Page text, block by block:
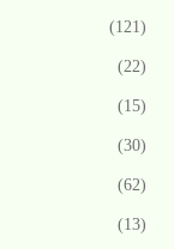
(121)
(22)
(15)
(30)
(62)
(13)